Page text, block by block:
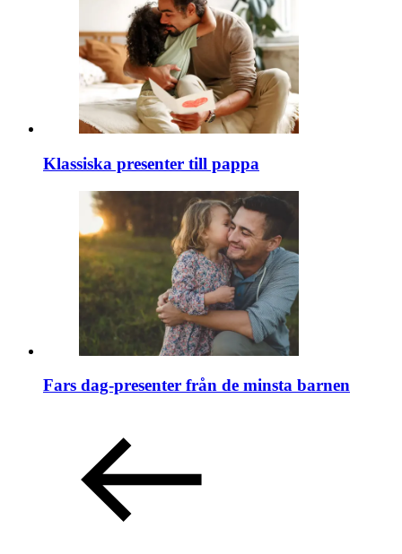
Klassiska presenter till pappa
Fars dag-presenter från de minsta barnen